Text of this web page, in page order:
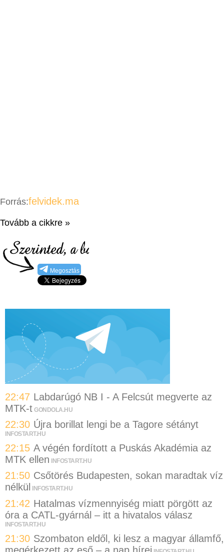
Forrás:felvidek.ma
Tovább a cikkre »
Megosztás
22:47 Labdarúgó NB I - A Felcsút megverte az
MTK-t GONDOLA.HU
22:30 Újra borillat lengi be a Tagore sétányt
INFOSTART.HU
22:15 A végén fordított a Puskás Akadémia az
MTK ellen INFOSTART.HU
21:50 Csőtörés Budapesten, sokan maradtak víz
nélkül
INFOSTART.HU
21:42 Hatalmas vízmennyiség miatt pörgött az
óra a CATL-gyárnál – itt a hivatalos válasz
INFOSTART.HU
21:30 Szombaton eldől, ki lesz a magyar államfő,
megérkezett az eső – a nap hírei